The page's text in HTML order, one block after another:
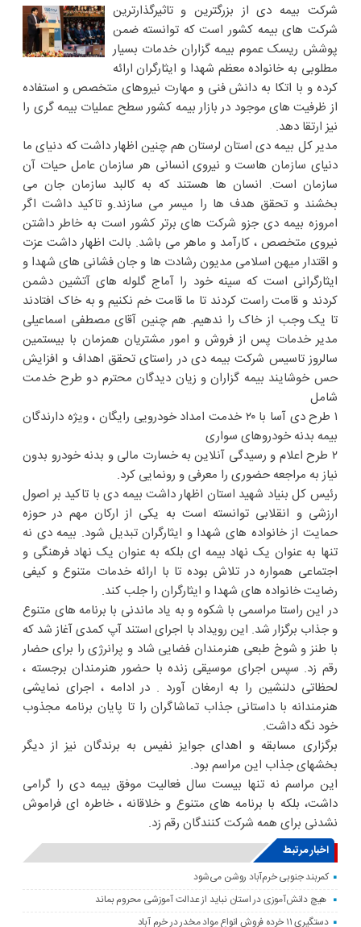
شرکت بیمه دی از بزرگترین و تاثیرگذارترین
شرکت های بیمه کشور است که توانسته ضمن
پوشش ریسک عموم بیمه گزاران خدمات بسیار
مطلوبی به خانواده معظم شهدا و ایثارگران ارائه
کرده و با اتکا به دانش فنی و مهارت نیروهای متخصص و استفاده
از ظرفیت های موجود در بازار بیمه کشور سطح عملیات بیمه گری را
نیز ارتقا دهد.
مدیر کل بیمه دی استان لرستان هم چنین اظهار داشت که دنیای ما
دنیای سازمان هاست و نیروی انسانی هر سازمان عامل حیات آن
سازمان است. انسان ها هستند که به کالبد سازمان جان می
بخشند و تحقق هدف ها را میسر می سازند.و تاکید داشت اگر
امروزه بیمه دی جزو شرکت های برتر کشور است به خاطر داشتن
نیروی متخصص ، کارآمد و ماهر می باشد. بالت اظهار داشت عزت
و اقتدار میهن اسلامی مدیون رشادت ها و جان فشانی های شهدا و
ایثارگرانی است که سینه خود را آماج گلوله های آتشین دشمن
کردند و قامت راست کردند تا ما قامت خم نکنیم و به خاک افتادند
تا یک وجب از خاک را ندهیم. هم چنین آقای مصطفی اسماعیلی
مدیر خدمات پس از فروش و امور مشتریان همزمان با بیستمین
سالروز تاسیس شرکت بیمه دی در راستای تحقق اهداف و افزایش
حس خوشایند بیمه گزاران و زیان دیدگان محترم دو طرح خدمت
شامل
۱ طرح دی آسا با ۲۰ خدمت امداد خودرویی رایگان ، ویژه دارندگان
بیمه بدنه خودروهای سواری
۲ طرح اعلام و رسیدگی آنلاین به خسارت مالی و بدنه خودرو بدون
نیاز به مراجعه حضوری را معرفی و رونمایی کرد.
رئیس کل بنیاد شهید استان اظهار داشت بیمه دی با تاکید بر اصول
ارزشی و انقلابی توانسته است به یکی از ارکان مهم در حوزه
حمایت از خانواده های شهدا و ایثارگران تبدیل شود. بیمه دی نه
تنها به عنوان یک نهاد بیمه ای بلکه به عنوان یک نهاد فرهنگی و
اجتماعی همواره در تلاش بوده تا با ارائه خدمات متنوع و کیفی
رضایت خانواده های شهدا و ایثارگران را جلب کند.
در این راستا مراسمی با شکوه و به یاد ماندنی با برنامه های متنوع
و جذاب برگزار شد. این رویداد با اجرای استند آپ کمدی آغاز شد که
با طنز و شوخ طبعی هنرمندان فضایی شاد و پرانرژی را برای حضار
رقم زد. سپس اجرای موسیقی زنده با حضور هنرمندان برجسته ،
لحظاتی دلنشین را به ارمغان آورد . در ادامه ، اجرای نمایشی
هنرمندانه با داستانی جذاب تماشاگران را تا پایان برنامه مجذوب
خود نگه داشت.
برگزاری مسابقه و اهدای جوایز نفیس به برندگان نیز از دیگر
بخشهای جذاب این مراسم بود.
این مراسم نه تنها بیست سال فعالیت موفق بیمه دی را گرامی
داشت، بلکه با برنامه های متنوع و خلاقانه ، خاطره ای فراموش
نشدنی برای همه شرکت کنندگان رقم زد.
اخبار مرتبط
کمربند جنوبی خرم‌‌آباد روشن می‌شود
هیچ دانش‌آموزی در استان نباید از عدالت آموزشی محروم بماند
دستگیری ۱۱ خرده فروش انواع مواد مخدر در خرم آباد